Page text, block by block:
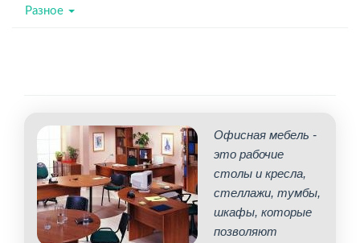
Разное
Офисная мебель -
это рабочие
столы и кресла,
стеллажи, тумбы,
шкафы, которые
позволяют